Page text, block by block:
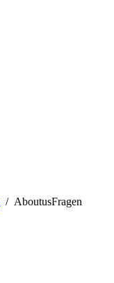
/ AboutusFragen